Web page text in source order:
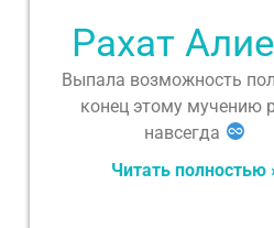
Рахат
Выпала возможность
конец этому мучению
навсегда
Читать полностью